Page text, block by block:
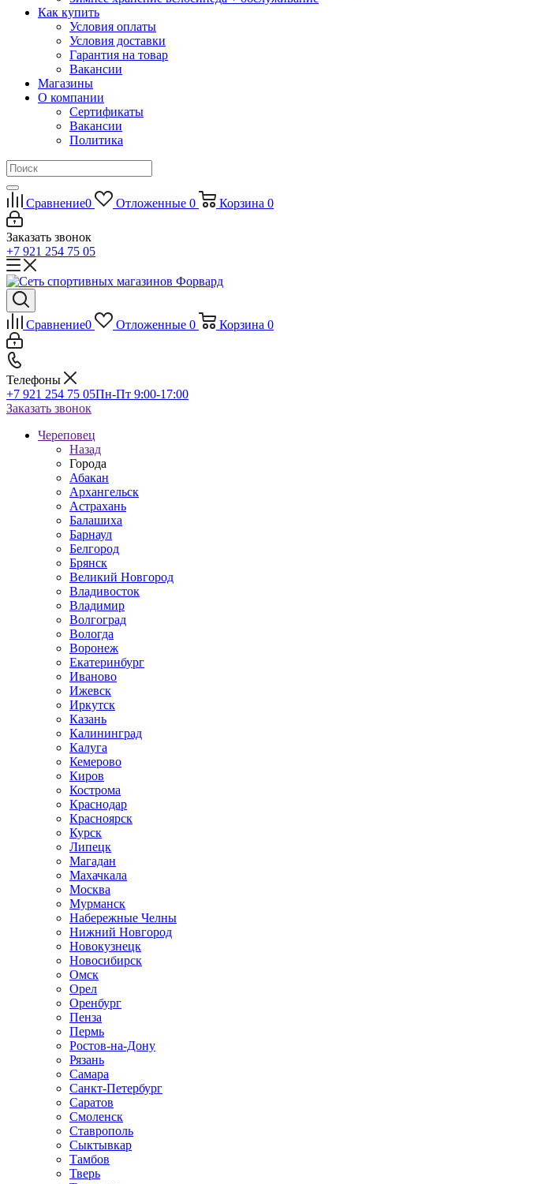
Как купить
Условия оплаты
Условия доставки
Гарантия на товар
Вакансии
Магазины
О компании
Сертификаты
Вакансии
Политика
Сравнение0 Отложенные 0 Корзина 0
Заказать звонок
+7 921 254 75 05
Сравнение0 Отложенные 0 Корзина 0
Телефоны
+7 921 254 75 05Пн-Пт 9:00-17:00
Заказать звонок
Череповец
Назад
Города
Абакан
Архангельск
Астрахань
Балашиха
Барнаул
Белгород
Брянск
Великий Новгород
Владивосток
Владимир
Волгоград
Вологда
Воронеж
Екатеринбург
Иваново
Ижевск
Иркутск
Казань
Калининград
Калуга
Кемерово
Киров
Кострома
Краснодар
Красноярск
Курск
Липецк
Магадан
Махачкала
Москва
Мурманск
Набережные Челны
Нижний Новгород
Новокузнецк
Новосибирск
Омск
Орел
Оренбург
Пенза
Пермь
Ростов-на-Дону
Рязань
Самара
Санкт-Петербург
Саратов
Смоленск
Ставрополь
Сыктывкар
Тамбов
Тверь